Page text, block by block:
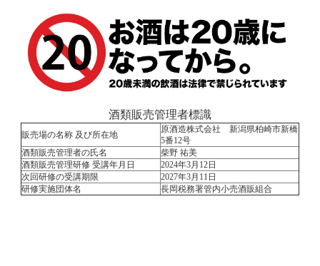
酒類販売管理者標識
販売場の名称 及び所在地
原酒造株式会社 新潟県柏崎市新橋
5番12号
酒類販売管理者の氏名
柴野 祐美
酒類販売管理研修 受講年月日
2024年3月12日
次回研修の受講期限
2027年3月11日
研修実施団体名
長岡税務署管内小売酒販組合